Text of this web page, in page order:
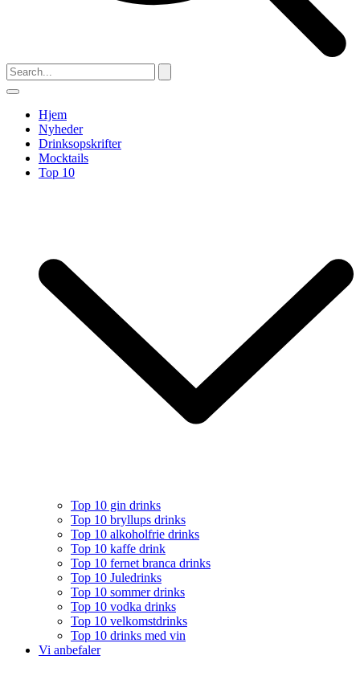
Hjem
Nyheder
Drinksopskrifter
Mocktails
Top 10
Top 10 gin drinks
Top 10 bryllups drinks
Top 10 alkoholfrie drinks
Top 10 kaffe drink
Top 10 fernet branca drinks
Top 10 Juledrinks
Top 10 sommer drinks
Top 10 vodka drinks
Top 10 velkomstdrinks
Top 10 drinks med vin
Vi anbefaler